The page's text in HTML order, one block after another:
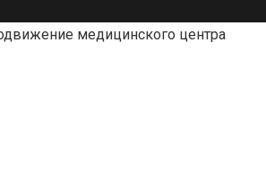
медицинского центра